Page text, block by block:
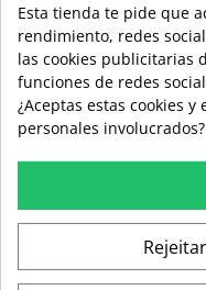
Tamanho:
S M
LAST ITEMS IN STOCK
Formas de pago aceptadas
Esta tienda te pide que
rendimiento, redes
las cookies publicitarias
funciones de redes
¿Aceptas estas cookies
personales involucrados?